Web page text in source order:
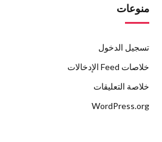
منوعات
تسجيل الدخول
خلاصات Feed الإدخالات
خلاصة التعليقات
WordPress.org